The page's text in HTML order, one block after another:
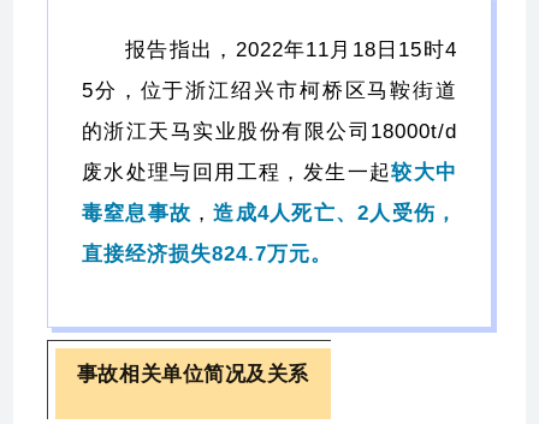
报告指出，2022年11月18日15时4
5分，位于浙江绍兴市柯桥区马鞍街道
的浙江天马实业股份有限公司18000t/d
废水处理与回用工程，发生一起较大中
毒窒息事故 ，造成4人死亡、2人受伤，
直接经济损失824.7万元。
事故相关单位简况及关系